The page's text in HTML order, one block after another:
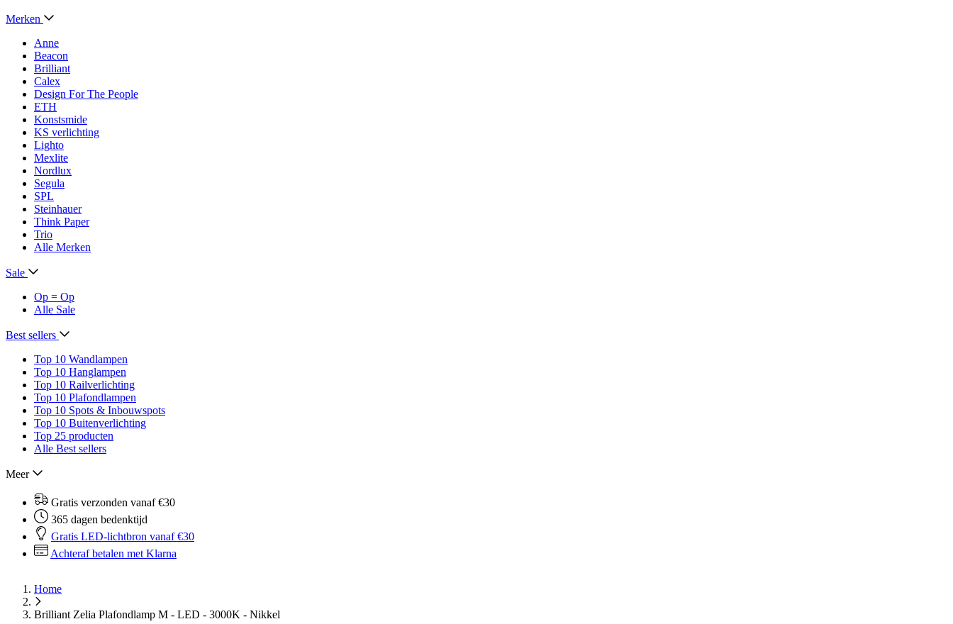
Merken
Anne
Beacon
Brilliant
Calex
Design For The People
ETH
Konstsmide
KS verlichting
Lighto
Mexlite
Nordlux
Segula
SPL
Steinhauer
Think Paper
Trio
Alle Merken
Sale
Op = Op
Alle Sale
Best sellers
Top 10 Wandlampen
Top 10 Hanglampen
Top 10 Railverlichting
Top 10 Plafondlampen
Top 10 Spots & Inbouwspots
Top 10 Buitenverlichting
Top 25 producten
Alle Best sellers
Meer
Gratis verzonden vanaf €30
365 dagen bedenktijd
Gratis LED-lichtbron vanaf €30
Achteraf betalen met Klarna
Home
Brilliant Zelia Plafondlamp M - LED - 3000K - Nikkel